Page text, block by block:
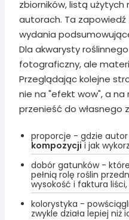
zbiorników, listą
autorach. Ta zapowiedź
wydania
Dla akwarysty
fotograficzny, ale
Przeglądając kolejne
nie na "efekt wow", a na
przenieść do własnego
proporcje - gdzie autor
kompozycjii jak
dobór gatunków -
pełnią rolę roślin
wysokość i faktura liści,
kolorystyka -
zwykle działa lepiej niż